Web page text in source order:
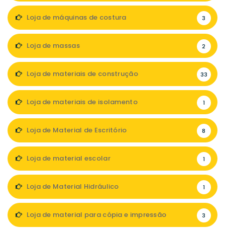
Loja de máquinas de costura 3
Loja de massas 2
Loja de materiais de construção 33
Loja de materiais de isolamento 1
Loja de Material de Escritório 8
Loja de material escolar 1
Loja de Material Hidráulico 1
Loja de material para cópia e impressão 3